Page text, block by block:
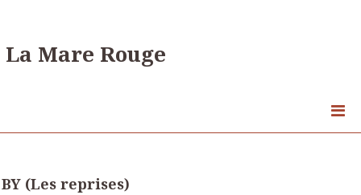
La Mare Rouge
BY (Les reprises)